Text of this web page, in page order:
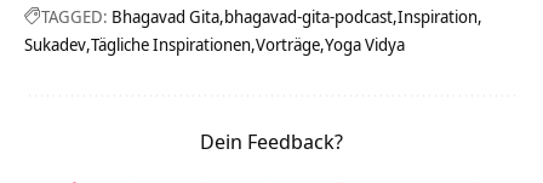
TAGGED: Bhagavad Gita bhagavad-gita-podcast Inspiration
Sukadev Tägliche Inspirationen Vorträge Yoga Vidya
Dein Feedback?